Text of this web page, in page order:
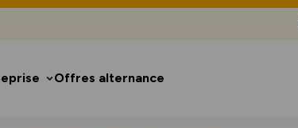
Offres alternance